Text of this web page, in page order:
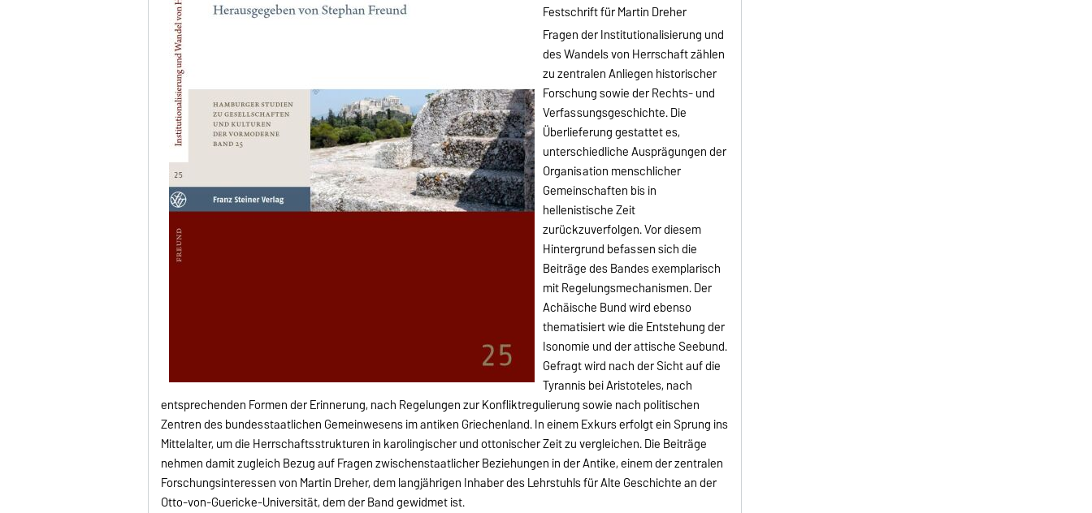
Festschrift für Martin Dreher
Fragen der Institutionalisierung und
des Wandels von Herrschaft zählen
zu zentralen Anliegen historischer
Forschung sowie der Rechts- und
Verfassungsgeschichte. Die
Überlieferung gestattet es,
unterschiedliche Ausprägungen der
Organisation menschlicher
Gemeinschaften bis in
hellenistische Zeit
zurückzuverfolgen. Vor diesem
Hintergrund befassen sich die
Beiträge des Bandes exemplarisch
mit Regelungsmechanismen. Der
Achäische Bund wird ebenso
thematisiert wie die Entstehung der
Isonomie und der attische Seebund.
Gefragt wird nach der Sicht auf die
Tyrannis bei Aristoteles, nach
entsprechenden Formen der Erinnerung, nach Regelungen zur Konfliktregulierung sowie nach politischen
Zentren des bundesstaatlichen Gemeinwesens im antiken Griechenland. In einem Exkurs erfolgt ein Sprung ins
Mittelalter, um die Herrschaftsstrukturen in karolingischer und ottonischer Zeit zu vergleichen. Die Beiträge
nehmen damit zugleich Bezug auf Fragen zwischenstaatlicher Beziehungen in der Antike, einem der zentralen
Forschungsinteressen von Martin Dreher, dem langjährigen Inhaber des Lehrstuhls für Alte Geschichte an der
Otto-von-Guericke-Universität, dem der Band gewidmet ist.